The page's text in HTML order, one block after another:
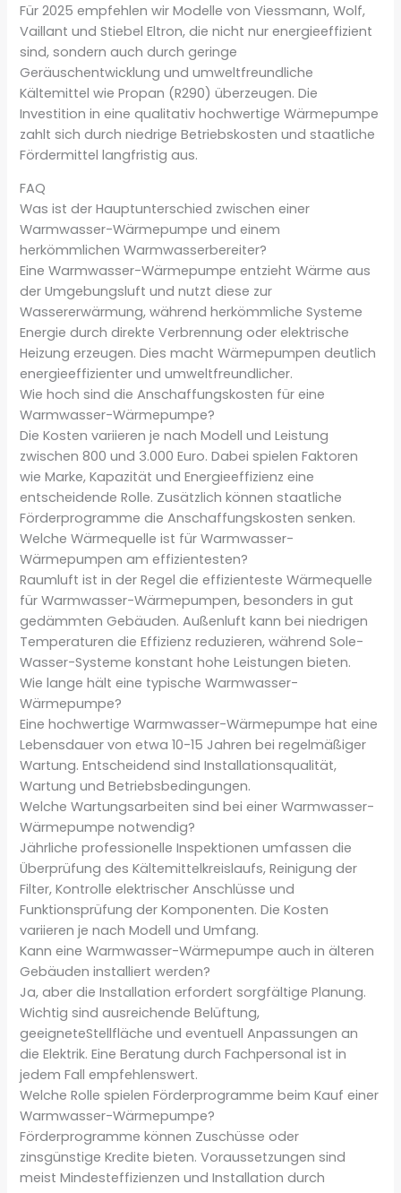
Für 2025 empfehlen wir Modelle von Viessmann, Wolf,
Vaillant und Stiebel Eltron, die nicht nur energieeffizient
sind, sondern auch durch geringe
Geräuschentwicklung und umweltfreundliche
Kältemittel wie Propan (R290) überzeugen. Die
Investition in eine qualitativ hochwertige Wärmepumpe
zahlt sich durch niedrige Betriebskosten und staatliche
Fördermittel langfristig aus.
FAQ
Was ist der Hauptunterschied zwischen einer
Warmwasser-Wärmepumpe und einem
herkömmlichen Warmwasserbereiter?
Eine Warmwasser-Wärmepumpe entzieht Wärme aus
der Umgebungsluft und nutzt diese zur
Wassererwärmung, während herkömmliche Systeme
Energie durch direkte Verbrennung oder elektrische
Heizung erzeugen. Dies macht Wärmepumpen deutlich
energieeffizienter und umweltfreundlicher.
Wie hoch sind die Anschaffungskosten für eine
Warmwasser-Wärmepumpe?
Die Kosten variieren je nach Modell und Leistung
zwischen 800 und 3.000 Euro. Dabei spielen Faktoren
wie Marke, Kapazität und Energieeffizienz eine
entscheidende Rolle. Zusätzlich können staatliche
Förderprogramme die Anschaffungskosten senken.
Welche Wärmequelle ist für Warmwasser-
Wärmepumpen am effizientesten?
Raumluft ist in der Regel die effizienteste Wärmequelle
für Warmwasser-Wärmepumpen, besonders in gut
gedämmten Gebäuden. Außenluft kann bei niedrigen
Temperaturen die Effizienz reduzieren, während Sole-
Wasser-Systeme konstant hohe Leistungen bieten.
Wie lange hält eine typische Warmwasser-
Wärmepumpe?
Eine hochwertige Warmwasser-Wärmepumpe hat eine
Lebensdauer von etwa 10-15 Jahren bei regelmäßiger
Wartung. Entscheidend sind Installationsqualität,
Wartung und Betriebsbedingungen.
Welche Wartungsarbeiten sind bei einer Warmwasser-
Wärmepumpe notwendig?
Jährliche professionelle Inspektionen umfassen die
Überprüfung des Kältemittelkreislaufs, Reinigung der
Filter, Kontrolle elektrischer Anschlüsse und
Funktionsprüfung der Komponenten. Die Kosten
variieren je nach Modell und Umfang.
Kann eine Warmwasser-Wärmepumpe auch in älteren
Gebäuden installiert werden?
Ja, aber die Installation erfordert sorgfältige Planung.
Wichtig sind ausreichende Belüftung,
geeigneteStellfläche und eventuell Anpassungen an
die Elektrik. Eine Beratung durch Fachpersonal ist in
jedem Fall empfehlenswert.
Welche Rolle spielen Förderprogramme beim Kauf einer
Warmwasser-Wärmepumpe?
Förderprogramme können Zuschüsse oder
zinsgünstige Kredite bieten. Voraussetzungen sind
meist Mindesteffizienzen und Installation durch